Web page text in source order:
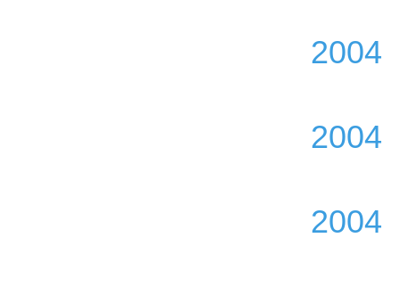
2004
2004
2004